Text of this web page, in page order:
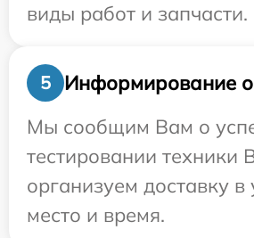
виды работ и запчасти.
5
Информирование о
Мы сообщим Вам о
тестировании техники
организуем доставку в
место и время.